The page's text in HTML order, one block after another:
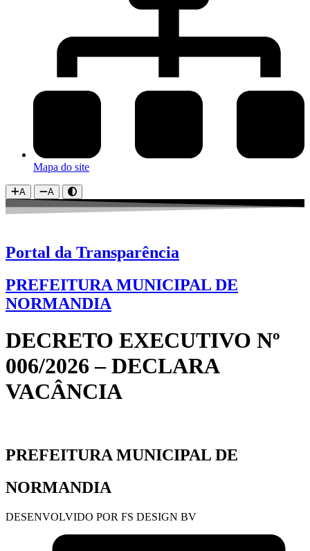
Mapa do site
A A
Portal da Transparência
PREFEITURA MUNICIPAL DE
NORMANDIA
DECRETO EXECUTIVO Nº
006/2026 – DECLARA
VACÂNCIA
PREFEITURA MUNICIPAL DE
NORMANDIA
DESENVOLVIDO POR FS DESIGN BV